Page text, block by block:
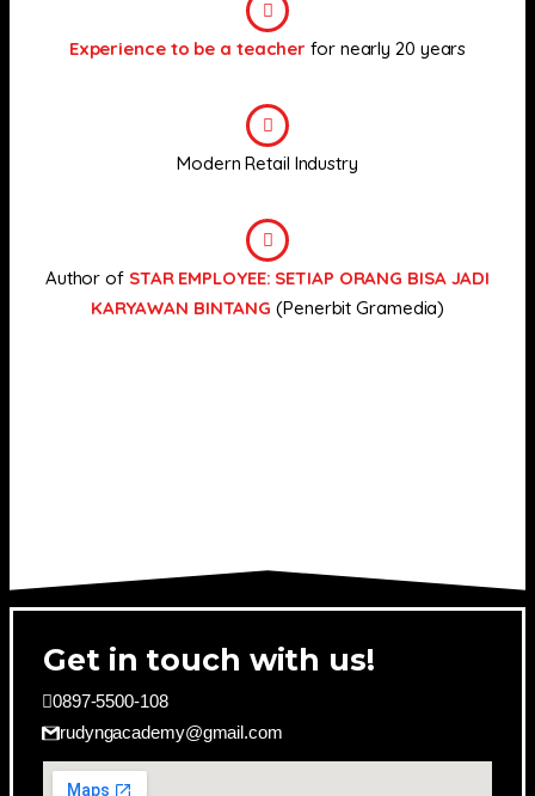
Experience to be a teacher for nearly 20 years
Modern Retail Industry
Author of STAR EMPLOYEE: SETIAP ORANG BISA JADI
KARYAWAN BINTANG (Penerbit Gramedia)
Get in touch with us!
0897-5500-108
rudyngacademy@gmail.com